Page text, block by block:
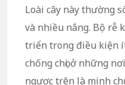
Loài cây này thường
và nhiều nắng. Bộ rễ
triển trong điều kiện
chống chọi ở những
ngược trên là minh